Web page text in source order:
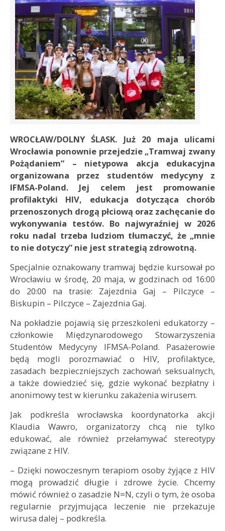
WROCŁAW/DOLNY ŚLASK. Już 20 maja ulicami
Wrocławia ponownie przejedzie „Tramwaj zwany
Pożądaniem” – nietypowa akcja edukacyjna
organizowana przez studentów medycyny z
IFMSA-Poland. Jej celem jest promowanie
profilaktyki HIV, edukacja dotycząca chorób
przenoszonych drogą płciową oraz zachęcanie do
wykonywania testów. Bo najwyraźniej w 2026
roku nadal trzeba ludziom tłumaczyć, że „mnie
to nie dotyczy” nie jest strategią zdrowotną.
Specjalnie oznakowany tramwaj będzie kursował po
Wrocławiu w środę, 20 maja, w godzinach od 16:00
do 20:00 na trasie: Zajezdnia Gaj – Pilczyce –
Biskupin – Pilczyce – Zajezdnia Gaj.
Na pokładzie pojawią się przeszkoleni edukatorzy –
członkowie Międzynarodowego Stowarzyszenia
Studentów Medycyny IFMSA-Poland. Pasażerowie
będą mogli porozmawiać o HIV, profilaktyce,
zasadach bezpieczniejszych zachowań seksualnych,
a także dowiedzieć się, gdzie wykonać bezpłatny i
anonimowy test w kierunku zakażenia wirusem.
Jak podkreśla wrocławska koordynatorka akcji
Klaudia Wawro, organizatorzy chcą nie tylko
edukować, ale również przełamywać stereotypy
związane z HIV.
– Dzięki nowoczesnym terapiom osoby żyjące z HIV
mogą prowadzić długie i zdrowe życie. Chcemy
mówić również o zasadzie N=N, czyli o tym, że osoba
regularnie przyjmująca leczenie nie przekazuje
wirusa dalej – podkreśla.